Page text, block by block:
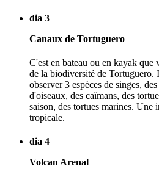
dia 3
Canaux de Tortuguero
C'est en bateau ou en kayak que
de la biodiversité de Tortuguero.
observer 3 espèces de singes,
d'oiseaux, des caïmans, des
saison, des tortues marines. Une
tropicale.
dia 4
Volcan Arenal